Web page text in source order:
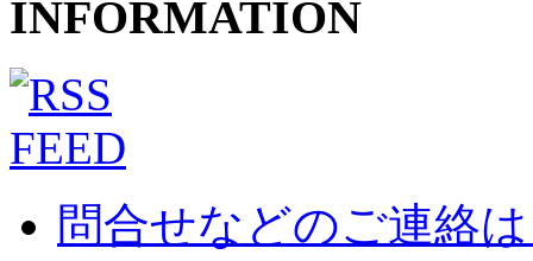
INFORMATION
問合せなどのご連絡